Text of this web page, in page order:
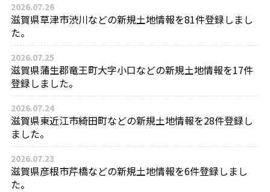
2026.07.26
滋賀県草津市渋川などの新規土地情報を81件登録しまし
た。
2026.07.25
滋賀県蒲生郡竜王町大字小口などの新規土地情報を17件
登録しました。
2026.07.24
滋賀県東近江市綺田町などの新規土地情報を28件登録し
ました。
2026.07.23
滋賀県彦根市芹橋などの新規土地情報を6件登録しまし
た。